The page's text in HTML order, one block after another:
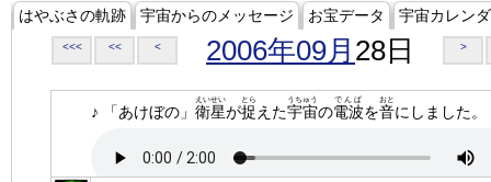
はやぶさの軌跡 宇宙からのメッセージ お宝データ 宇宙カレン
<<< << < 2006年09月 28日 >
♪ 「あけぼの」 衛星
えいせい
が捉
とら
えた宇宙
うちゅう
の電波
でんぱ
を音
おと
にしました。